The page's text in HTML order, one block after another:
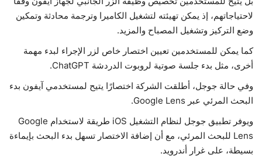
لاحتياجاتهم، إذ يمكن تهيئته لتشغيل الكاميرا وترجمة محادثة وتمكين
وضع التركيز وتشغيل المصباح والمزيد.
كما يمكن للمستخدمين تعيين اختصار خاص لزر الإجراء لبدء مهمة
أخرى، مثل بدء جلسة صوتية لروبوت الدردشة ChatGPT.
وفي حالة جوجل، أطلقت الشركة اختصارًا يتيح لمستخدمي آيفون بدء
البحث المرئي عبر Google Lens.
ويوفر تطبيق جوجل لنظام التشغيل iOS طريقة لاستخدام Google
Lens للبحث المرئي، مع أن إضافة الاختصار تسهل بدء البحث بإيماءة
بسيطة، على غرار أندرويد.